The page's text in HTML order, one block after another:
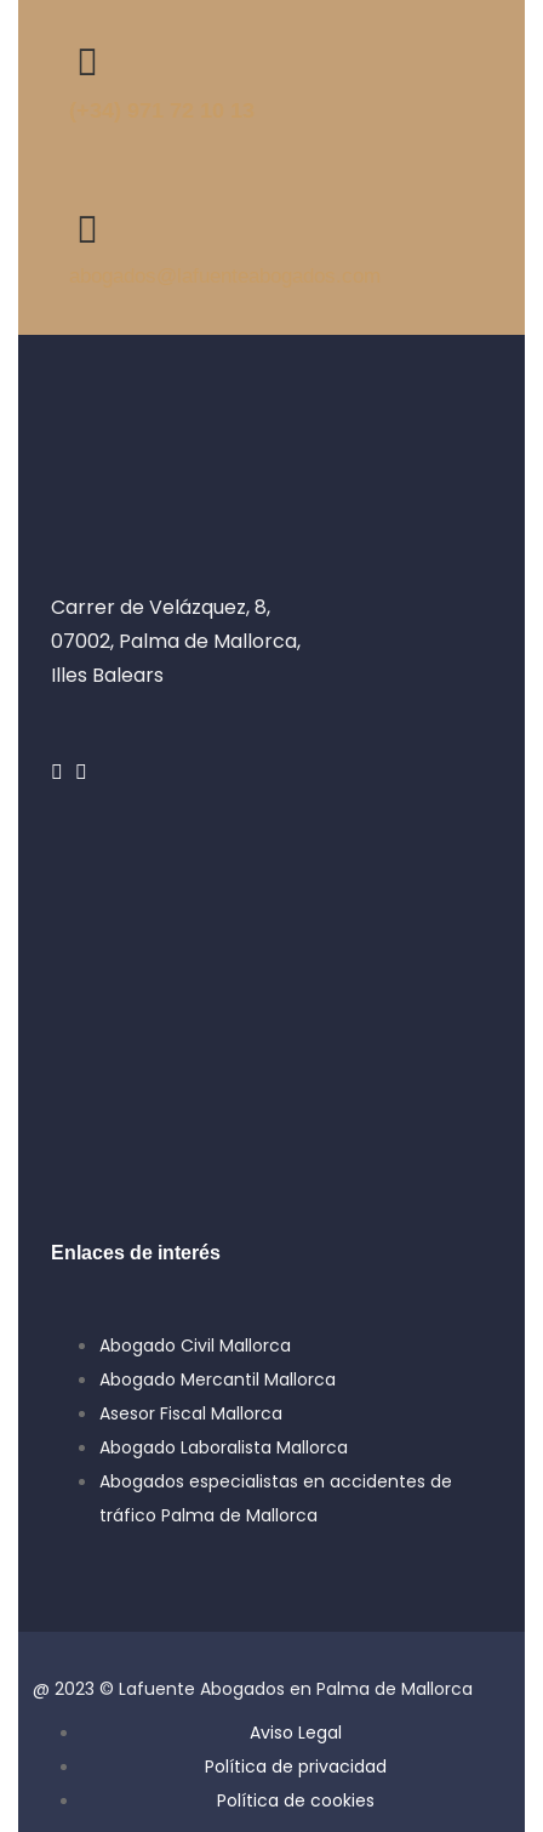
Carrer de Velázquez, 8,
07002, Palma de Mallorca,
Illes Balears
Enlaces de interés
Abogado Civil Mallorca
Abogado Mercantil Mallorca
Asesor Fiscal Mallorca
Abogado Laboralista Mallorca
Abogados especialistas en accidentes de
tráfico Palma de Mallorca
@ 2023 © Lafuente Abogados en Palma de Mallorca
Aviso Legal
Política de privacidad
Política de cookies